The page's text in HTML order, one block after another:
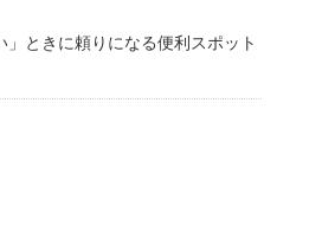
」ときに頼りになる便利スポット